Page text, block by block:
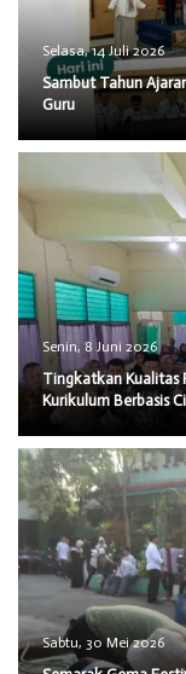
Selasa, 14 Juli 2026
Sambut Tahun
Guru
Senin, 8 Juni 2026
Tingkatkan Kualitas
Kurikulum Berbasis
Sabtu, 30 Mei 2026